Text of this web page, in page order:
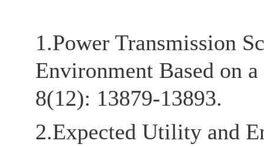
1.Power Transmission
Environment Based on
8(12): 13879-13893.
2.Expected Utility and